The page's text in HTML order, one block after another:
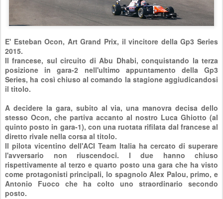
E' Esteban Ocon, Art Grand Prix, il vincitore della Gp3 Series
2015.
Il francese, sul circuito di Abu Dhabi, conquistando la terza
posizione in gara-2 nell'ultimo appuntamento della Gp3
Series, ha così chiuso al comando la stagione aggiudicandosi
il titolo.
A decidere la gara, subito al via, una manovra decisa dello
stesso Ocon, che partiva accanto al nostro Luca Ghiotto (al
quinto posto in gara-1), con una ruotata rifilata dal francese al
diretto rivale nella corsa al titolo.
Il pilota vicentino dell'ACI Team Italia ha cercato di superare
l'avversario non riuscendoci. I due hanno chiuso
rispettivamente al terzo e quarto posto una gara che ha visto
come protagonisti principali, lo spagnolo Alex Palou, primo, e
Antonio Fuoco che ha colto uno straordinario secondo
posto.